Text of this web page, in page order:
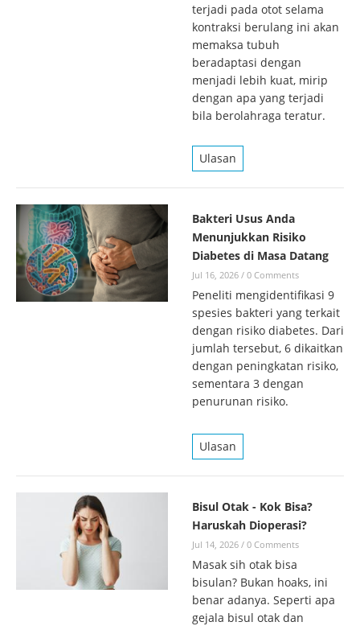
terjadi pada otot selama
kontraksi berulang ini akan
memaksa tubuh
beradaptasi dengan
menjadi lebih kuat, mirip
dengan apa yang terjadi
bila berolahraga teratur.
Ulasan
Bakteri Usus Anda
Menunjukkan Risiko
Diabetes di Masa Datang
Jul 16, 2026 / 0 Comments
Peneliti mengidentifikasi 9
spesies bakteri yang terkait
dengan risiko diabetes. Dari
jumlah tersebut, 6 dikaitkan
dengan peningkatan risiko,
sementara 3 dengan
penurunan risiko.
Ulasan
Bisul Otak - Kok Bisa?
Haruskah Dioperasi?
Jul 14, 2026 / 0 Comments
Masak sih otak bisa
bisulan? Bukan hoaks, ini
benar adanya. Seperti apa
gejala bisul otak dan